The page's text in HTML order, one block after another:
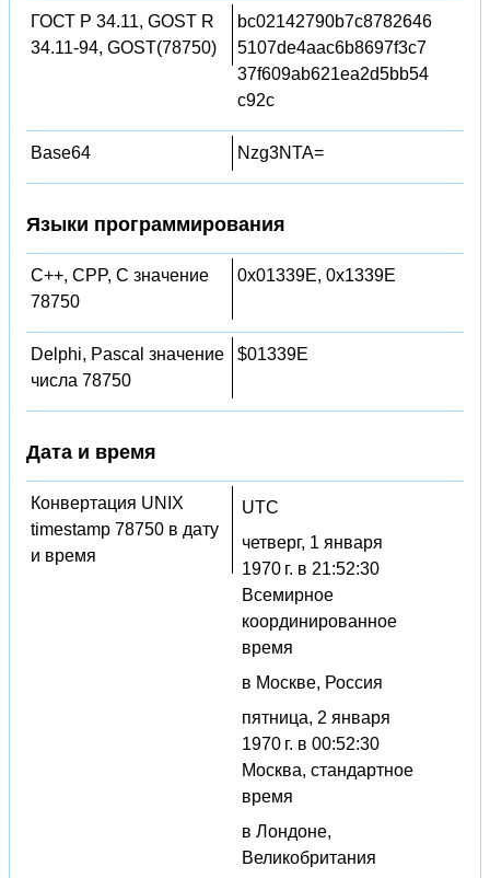
ГОСТ Р 34.11, GOST R
34.11-94, GOST(78750)
bc02142790b7c8782646
5107de4aac6b8697f3c7
37f609ab621ea2d5bb54
c92c
Base64 Nzg3NTA=
Языки программирования
C++, CPP, C значение
78750
0x01339E, 0x1339E
Delphi, Pascal значение
числа 78750
$01339E
Дата и время
Конвертация UNIX
timestamp 78750 в дату
и время
UTC
четверг, 1 января
1970 г. в 21:52:30
Всемирное
координированное
время
в Москве, Россия
пятница, 2 января
1970 г. в 00:52:30
Москва, стандартное
время
в Лондоне,
Великобритания